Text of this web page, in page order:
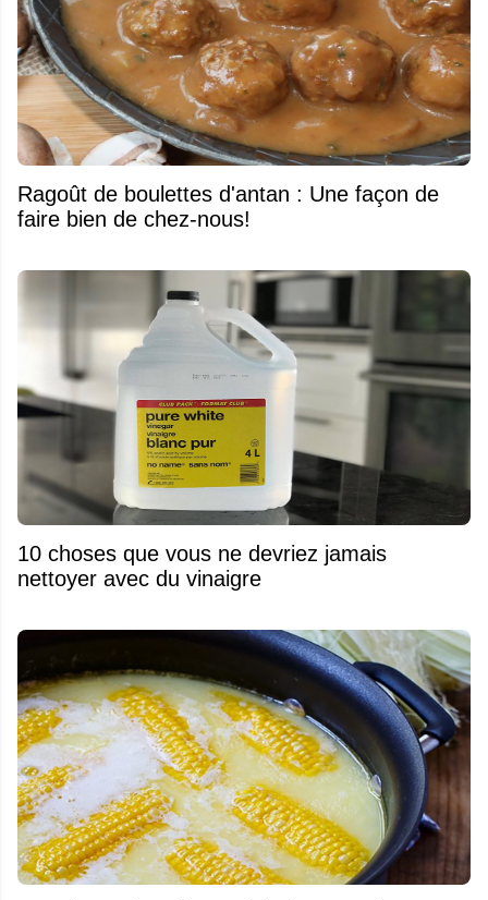
Ragoût de boulettes d'antan : Une façon de
faire bien de chez-nous!
10 choses que vous ne devriez jamais
nettoyer avec du vinaigre